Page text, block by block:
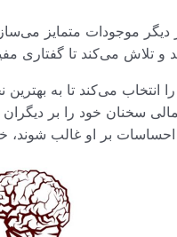
موجودات متمایز
تلاش می‌کند تا گفتاری
انتخاب می‌کند تا به بهترین
سخنان خود را بر
بر او غالب شوند،